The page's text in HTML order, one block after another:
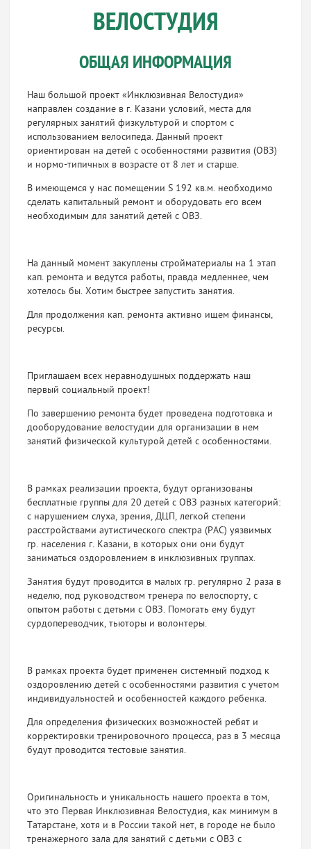
ВЕЛОСТУДИЯ
ОБЩАЯ ИНФОРМАЦИЯ
Наш большой проект «Инклюзивная Велостудия»
направлен создание в г. Казани условий, места для
регулярных занятий физкультурой и спортом с
использованием велосипеда. Данный проект
ориентирован на детей с особенностями развития (ОВЗ)
и нормо-типичных в возрасте от 8 лет и старше.
В имеющемся у нас помещении S 192 кв.м. необходимо
сделать капитальный ремонт и оборудовать его всем
необходимым для занятий детей с ОВЗ.
На данный момент закуплены стройматериалы на 1 этап
кап. ремонта и ведутся работы, правда медленнее, чем
хотелось бы. Хотим быстрее запустить занятия.
Для продолжения кап. ремонта активно ищем финансы,
ресурсы.
Приглашаем всех неравнодушных поддержать наш
первый социальный проект!
По завершению ремонта будет проведена подготовка и
дооборудование велостудии для организации в нем
занятий физической культурой детей с особенностями.
В рамках реализации проекта, будут организованы
бесплатные группы для 20 детей с ОВЗ разных категорий:
с нарушением слуха, зрения, ДЦП, легкой степени
расстройствами аутистического спектра (РАС) уязвимых
гр. населения г. Казани, в которых они они будут
заниматься оздоровлением в инклюзивных группах.
Занятия будут проводится в малых гр. регулярно 2 раза в
неделю, под руководством тренера по велоспорту, с
опытом работы с детьми с ОВЗ. Помогать ему будут
сурдопереводчик, тьюторы и волонтеры.
В рамках проекта будет применен системный подход к
оздоровлению детей с особенностями развития с учетом
индивидуальностей и особенностей каждого ребенка.
Для определения физических возможностей ребят и
корректировки тренировочного процесса, раз в 3 месяца
будут проводится тестовые занятия.
Оригинальность и уникальность нашего проекта в том,
что это Первая Инклюзивная Велостудия, как минимум в
Татарстане, хотя и в России такой нет, в городе не было
тренажерного зала для занятий с детьми с ОВЗ с